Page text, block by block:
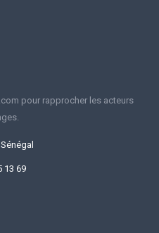
pour rapprocher les acteurs
13 69